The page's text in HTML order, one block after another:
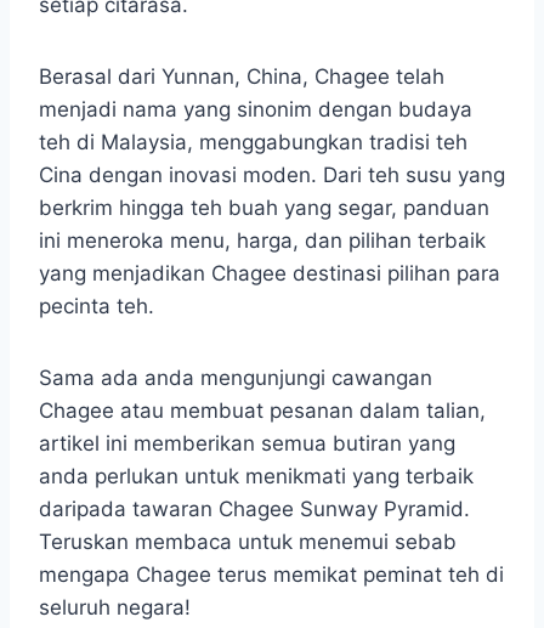
Berasal dari Yunnan, China, Chagee telah
menjadi nama yang sinonim dengan budaya
teh di Malaysia, menggabungkan tradisi teh
Cina dengan inovasi moden. Dari teh susu yang
berkrim hingga teh buah yang segar, panduan
ini meneroka menu, harga, dan pilihan terbaik
yang menjadikan Chagee destinasi pilihan para
pecinta teh.
Sama ada anda mengunjungi cawangan
Chagee atau membuat pesanan dalam talian,
artikel ini memberikan semua butiran yang
anda perlukan untuk menikmati yang terbaik
daripada tawaran Chagee Sunway Pyramid.
Teruskan membaca untuk menemui sebab
mengapa Chagee terus memikat peminat teh di
seluruh negara!